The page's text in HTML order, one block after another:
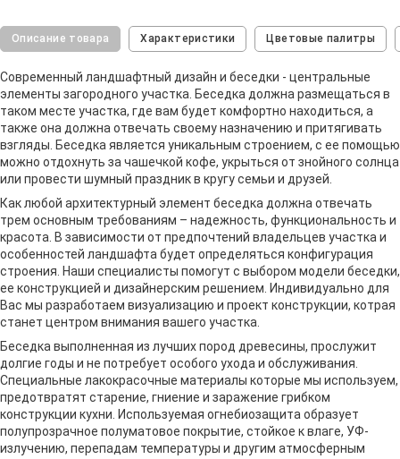
Описание товара Характеристики Цветовые палитры
Современный ландшафтный дизайн и беседки - центральные
элементы загородного участка. Беседка должна размещаться в
таком месте участка, где вам будет комфортно находиться, а
также она должна отвечать своему назначению и притягивать
взгляды. Беседка является уникальным строением, с ее помощью
можно отдохнуть за чашечкой кофе, укрыться от знойного солнца
или провести шумный праздник в кругу семьи и друзей.
Как любой архитектурный элемент беседка должна отвечать
трем основным требованиям – надежность, функциональность и
красота. В зависимости от предпочтений владельцев участка и
особенностей ландшафта будет определяться конфигурация
строения. Наши специалисты помогут с выбором модели беседки,
ее конструкцией и дизайнерским решением. Индивидуально для
Вас мы разработаем визуализацию и проект конструкции, котрая
станет центром внимания вашего участка.
Беседка выполненная из лучших пород древесины, прослужит
долгие годы и не потребует особого ухода и обслуживания.
Специальные лакокрасочные материалы которые мы используем,
предотвратят старение, гниение и заражение грибком
конструкции кухни. Используемая огнебиозащита образует
полупрозрачное полуматовое покрытие, стойкое к влаге, УФ-
излучению, перепадам температуры и другим атмосферным